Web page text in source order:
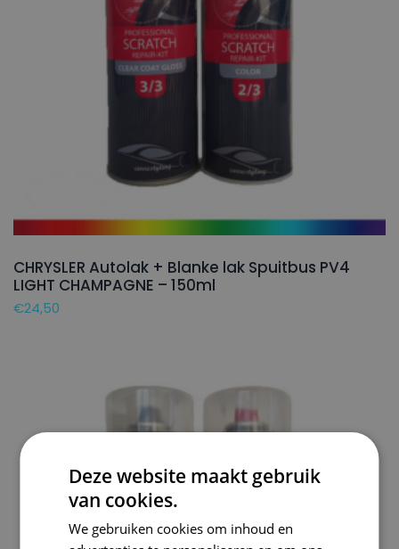
CHRYSLER Autolak + Blanke lak Spuitbus PV4
LIGHT CHAMPAGNE – 150ml
€24,50
Deze website maakt gebruik
van cookies.
We gebruiken cookies om inhoud en